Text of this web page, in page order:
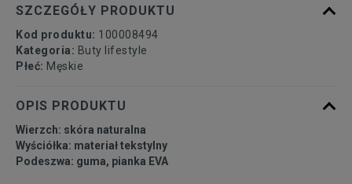
42,5 27,5 cm
44 28,5 cm
SZCZEGÓŁY PRODUKTU
Kod produktu: 100008494
Kategoria: Buty lifestyle
Płeć: Męskie
OPIS PRODUKTU
Wierzch: skóra naturalna
Wyściółka: materiał tekstylny
Podeszwa: guma, pianka EVA